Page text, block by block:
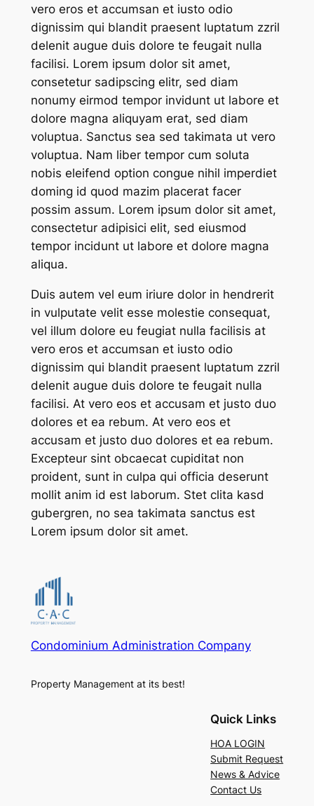
vero eros et accumsan et iusto odio
dignissim qui blandit praesent luptatum zzril
delenit augue duis dolore te feugait nulla
facilisi. Lorem ipsum dolor sit amet,
consetetur sadipscing elitr, sed diam
nonumy eirmod tempor invidunt ut labore et
dolore magna aliquyam erat, sed diam
voluptua. Sanctus sea sed takimata ut vero
voluptua. Nam liber tempor cum soluta
nobis eleifend option congue nihil imperdiet
doming id quod mazim placerat facer
possim assum. Lorem ipsum dolor sit amet,
consectetur adipisici elit, sed eiusmod
tempor incidunt ut labore et dolore magna
aliqua.
Duis autem vel eum iriure dolor in hendrerit
in vulputate velit esse molestie consequat,
vel illum dolore eu feugiat nulla facilisis at
vero eros et accumsan et iusto odio
dignissim qui blandit praesent luptatum zzril
delenit augue duis dolore te feugait nulla
facilisi. At vero eos et accusam et justo duo
dolores et ea rebum. At vero eos et
accusam et justo duo dolores et ea rebum.
Excepteur sint obcaecat cupiditat non
proident, sunt in culpa qui officia deserunt
mollit anim id est laborum. Stet clita kasd
gubergren, no sea takimata sanctus est
Lorem ipsum dolor sit amet.
Condominium Administration Company
Property Management at its best!
Quick Links
HOA LOGIN
Submit Request
News & Advice
Contact Us